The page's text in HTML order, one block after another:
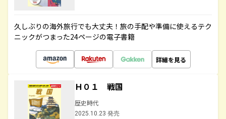
久しぶりの海外旅行でも大丈夫！旅の手配や準備に使えるテク
ニックがつまった24ページの電子書籍
詳細を見る
Ｈ０１ 戦国
歴史時代
2025.10.23 発売